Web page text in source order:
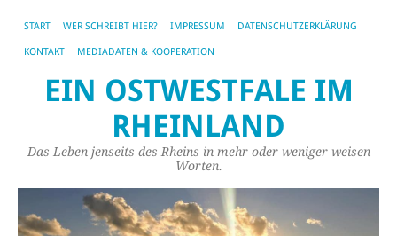
START WER SCHREIBT HIER? IMPRESSUM DATENSCHUTZERKLÄRUNG
KONTAKT MEDIADATEN & KOOPERATION
EIN OSTWESTFALE IM
RHEINLAND
Das Leben jenseits des Rheins in mehr oder weniger weisen
Worten.